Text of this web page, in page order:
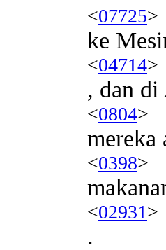
<07725>
ke
<04714>
, dan di
<0804>
mereka
<0398>
<02931>
.